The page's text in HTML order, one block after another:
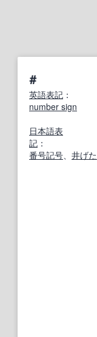
＃
英語表記 ：
number sign
日本語表
記 ：
番号記号
井げた